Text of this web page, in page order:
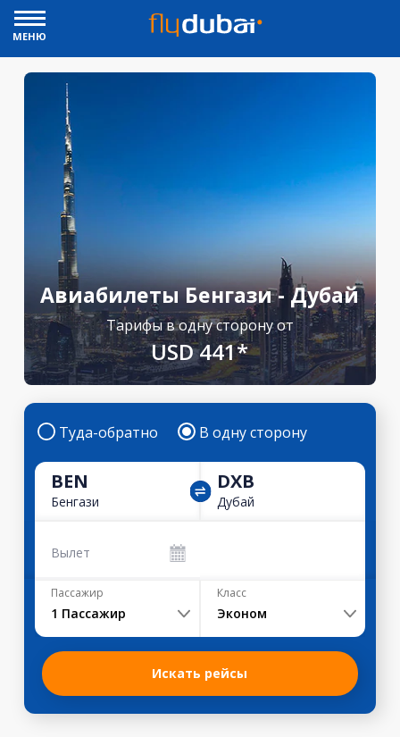
МЕНЮ
Авиабилеты Бенгази - Дубай
Тарифы в одну сторону от
USD 441*
Туда-обратно В одну сторону
BEN
Бенгази
DXB
Дубай
Вылет
Пассажир
1 Пассажир
Класс
Эконом
Искать рейсы